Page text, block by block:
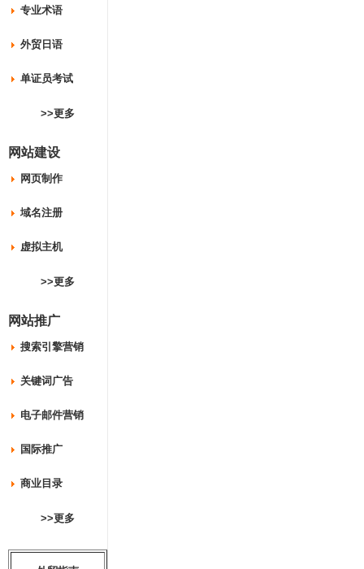
专业术语
外贸日语
单证员考试
>>更多
网站建设
网页制作
域名注册
虚拟主机
>>更多
网站推广
搜索引擎营销
关键词广告
电子邮件营销
国际推广
商业目录
>>更多